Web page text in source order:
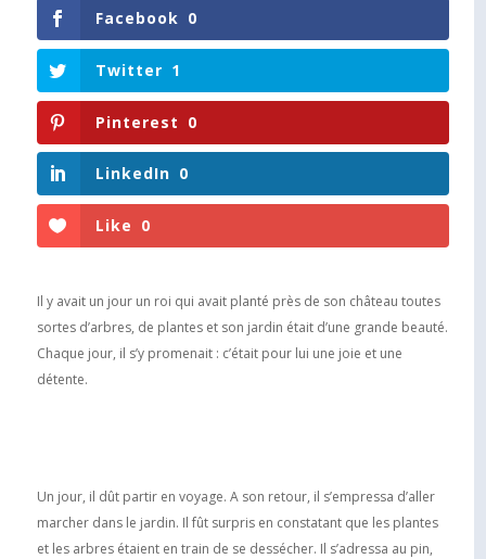
Facebook 0
Twitter 1
Pinterest 0
LinkedIn 0
Like 0
Il y avait un jour un roi qui avait planté près de son château toutes
sortes d’arbres, de plantes et son jardin était d’une grande beauté.
Chaque jour, il s’y promenait : c’était pour lui une joie et une
détente.
Un jour, il dût partir en voyage. A son retour, il s’empressa d’aller
marcher dans le jardin. Il fût surpris en constatant que les plantes
et les arbres étaient en train de se dessécher. Il s’adressa au pin,